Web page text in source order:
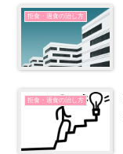
拒食・過食の治し方
拒食・過食の治し方